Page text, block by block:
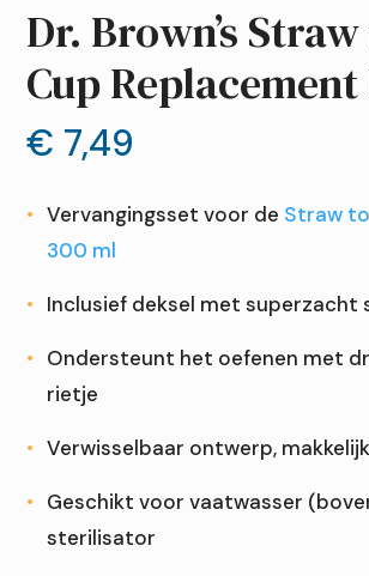
Dr. Brown’s
Cup
€ 7,49
Vervangingsset voor de Straw
300 ml
Inclusief deksel met superzacht
Ondersteunt het oefenen met
rietje
Verwisselbaar ontwerp,
Geschikt voor vaatwasser
sterilisator